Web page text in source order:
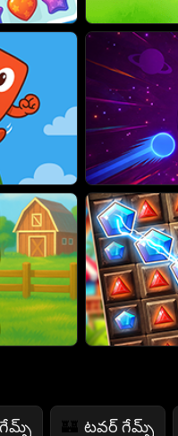
🏰 టవర్ గేమ్స్